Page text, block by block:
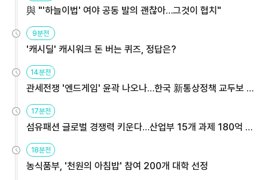
與 "'하늘이법' 여야 공동 발의 괜찮아…그것이 협치"
9분전
'캐시딜' 캐시워크 돈 버는 퀴즈, 정답은?
14분전
관세전쟁 '엔드게임' 윤곽 나오나…한국 新통상정책 교두보 활
용해야
17분전
섬유패션 글로벌 경쟁력 키운다…산업부 15개 과제 180억 지
원
18분전
농식품부, '천원의 아침밥' 참여 200개 대학 선정